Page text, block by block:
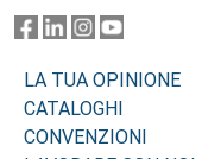
LA TUA OPINIONE
CATALOGHI
CONVENZIONI